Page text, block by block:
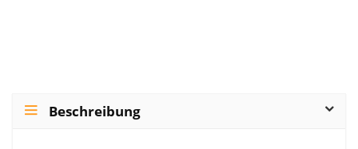
Beschreibung